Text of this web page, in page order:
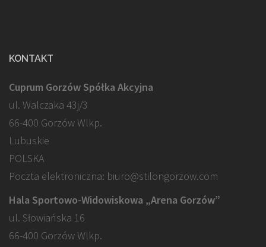
KONTAKT
Cuprum Gorzów Spółka Akcyjna
ul. Walczaka 43j/3
66-400 Gorzów Wlkp.
Lubuskie
POLSKA
Poczta elektroniczna: biuro@stilongorzow.com
Hala Sportowo-Widowiskowa „Arena Gorzów”
ul. Słowiańska 16
66-400 Gorzów Wlkp.